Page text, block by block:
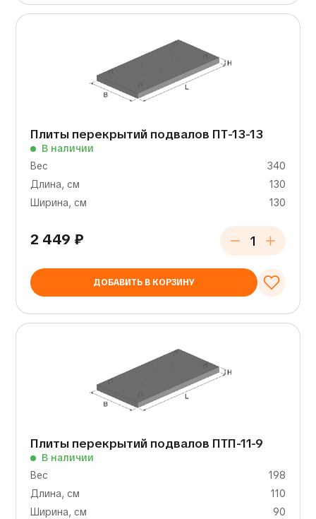
Плиты перекрытий подвалов ПТ-13-13
В наличии
Вес
340
Длина, см
130
Ширина, см
130
2 449 ₽
ДОБАВИТЬ В КОРЗИНУ
Плиты перекрытий подвалов ПТП-11-9
В наличии
Вес
198
Длина, см
110
Ширина, см
90